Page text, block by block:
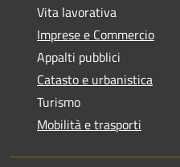
Vita lavorativa
Imprese e Commercio
Appalti pubblici
Catasto e urbanistica
Turismo
Mobilità e trasporti